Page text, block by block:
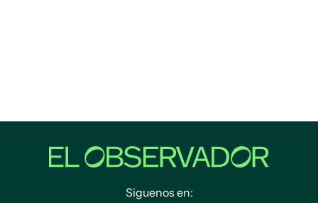
Siguenos en: